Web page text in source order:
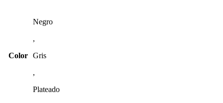
Color
Negro
,
Gris
,
Plateado